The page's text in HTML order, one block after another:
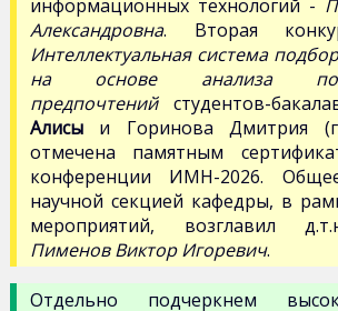
информационных технологий -
Александровна. Вторая
Интеллектуальная система
на основе анализа
предпочтенийстудентов-
Алисыи Горинова Дмитрия
отмечена памятным
конференции ИМН-2026.
научной секцией кафедры, в
мероприятий, возглавил
Пименов Виктор Игоревич.
Отдельно подчеркнем